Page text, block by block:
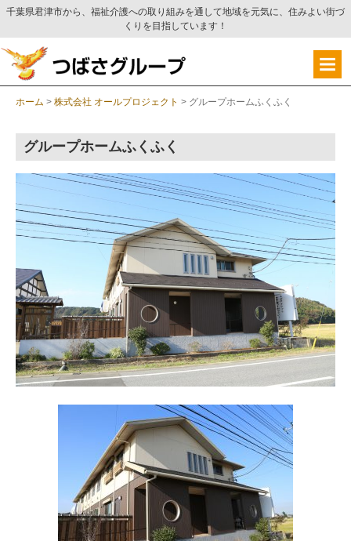
千葉県君津市から、福祉介護への取り組みを通して地域を元気に、住みよい街づ
くりを目指しています！
ホーム > 株式会社 オールプロジェクト > グループホームふくふく
グループホームふくふく